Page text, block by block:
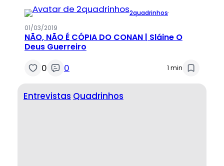
2quadrinhos·
01/03/2019
NÃO, NÃO É CÓPIA DO CONAN | Sláine O
Deus Guerreiro
0 0 1 min
Entrevistas Quadrinhos